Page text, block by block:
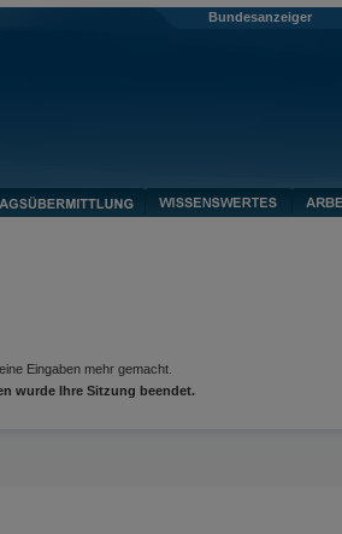
Bundesanzeiger
Eingaben mehr gemacht.
wurde Ihre Sitzung beendet.